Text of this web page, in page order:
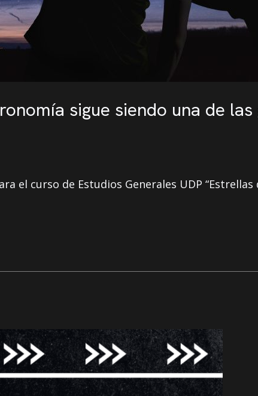
sigue siendo una de las
el curso de Estudios Generales UDP “Estrellas